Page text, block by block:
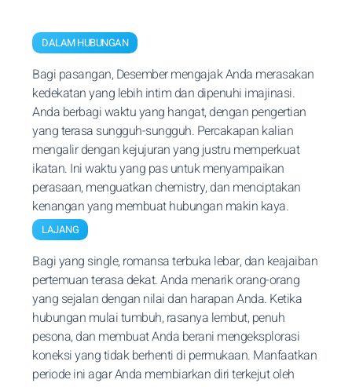
DALAM HUBUNGAN
Bagi pasangan, Desember mengajak Anda merasakan
kedekatan yang lebih intim dan dipenuhi imajinasi.
Anda berbagi waktu yang hangat, dengan pengertian
yang terasa sungguh-sungguh. Percakapan kalian
mengalir dengan kejujuran yang justru memperkuat
ikatan. Ini waktu yang pas untuk menyampaikan
perasaan, menguatkan chemistry, dan menciptakan
kenangan yang membuat hubungan makin kaya.
LAJANG
Bagi yang single, romansa terbuka lebar, dan keajaiban
pertemuan terasa dekat. Anda menarik orang-orang
yang sejalan dengan nilai dan harapan Anda. Ketika
hubungan mulai tumbuh, rasanya lembut, penuh
pesona, dan membuat Anda berani mengeksplorasi
koneksi yang tidak berhenti di permukaan. Manfaatkan
periode ini agar Anda membiarkan diri terkejut oleh